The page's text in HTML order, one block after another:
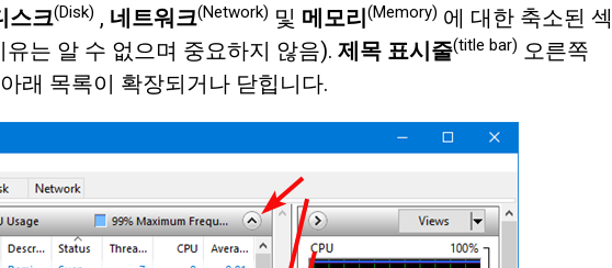
스크(Disk) , 네트워크(Network) 및 메모리(Memory) 에 대한 축소된 섹
는 알 수 없으며 중요하지 않음). 제목 표시줄(title bar) 오른쪽
래 목록이 확장되거나 닫힙니다.